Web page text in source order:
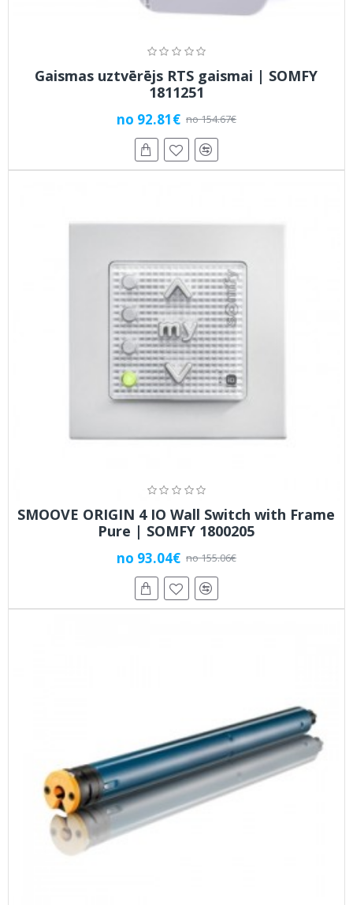
Gaismas uztvērējs RTS gaismai | SOMFY
1811251
no 92.81€ no 154.67€
SMOOVE ORIGIN 4 IO Wall Switch with Frame
Pure | SOMFY 1800205
no 93.04€ no 155.06€